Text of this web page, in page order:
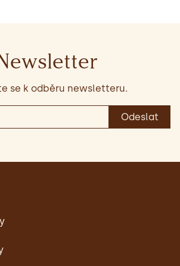
se k odběru newsletteru.